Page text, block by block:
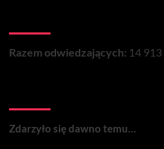
Razem odwiedzających: 14 913
Zdarzyło się dawno temu…